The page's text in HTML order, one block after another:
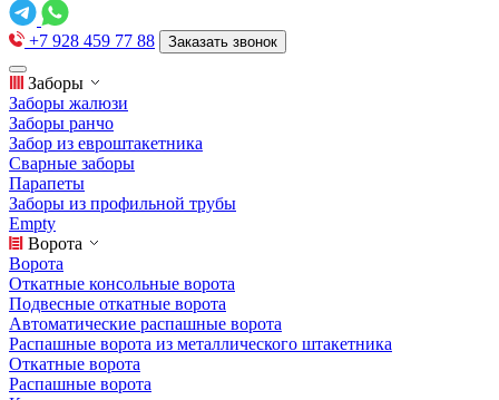
+7 928 459 77 88 Заказать звонок
Заборы
Заборы жалюзи
Заборы ранчо
Забор из евроштакетника
Сварные заборы
Парапеты
Заборы из профильной трубы
Empty
Ворота
Ворота
Откатные консольные ворота
Подвесные откатные ворота
Автоматические распашные ворота
Распашные ворота из металлического штакетника
Откатные ворота
Распашные ворота